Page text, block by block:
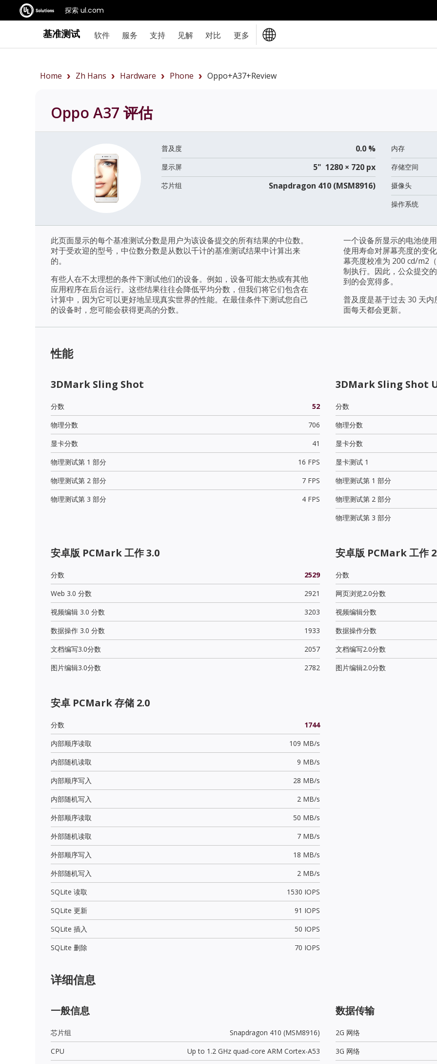
探索 ul.com
基准测试 软件 服务 支持 见解 对比 更多
Home Zh Hans Hardware Phone Oppo+A37+review
Oppo A37 评估
普及度 0.0 %
显示屏 5" 1280 × 720 px
芯片组 Snapdragon 410 (MSM8916)
内存
存储空间
摄像头
操作系统
此页面显示的每个基准测试分数是用户为该设备提交的所有结果的中位数。
对于受欢迎的型号，中位数分数是从数以千计的基准测试结果中计算出来
的。
有些人在不太理想的条件下测试他们的设备。例如，设备可能太热或有其他
应用程序在后台运行。这些结果往往会降低平均分数，但我们将它们包含在
计算中，因为它可以更好地呈现真实世界的性能。在最佳条件下测试您自己
的设备时，您可能会获得更高的分数。
一个设备所显示的电池使
使用寿命对屏幕亮度的变
幕亮度校准为 200 cd/m2
制执行。因此，公众提交
到的会宽得多。
普及度是基于过去 30 天
面每天都会更新。
性能
3DMark Sling Shot
分数
52
物理分数
706
显卡分数
41
物理测试第 1 部分
16 FPS
物理测试第 2 部分
7 FPS
物理测试第 3 部分
4 FPS
3DMark Sling Shot
分数
物理分数
显卡分数
显卡测试 1
物理测试第 1 部分
物理测试第 2 部分
物理测试第 3 部分
安卓版 PCMark 工作 3.0
分数
2529
Web 3.0 分数
2921
视频编辑 3.0 分数
3203
数据操作 3.0 分数
1933
文档编写3.0分数
2057
图片编辑3.0分数
2782
安卓版 PCMark 工作
分数
网页浏览2.0分数
视频编辑分数
数据操作分数
文档编写2.0分数
图片编辑2.0分数
安卓 PCMark 存储 2.0
分数
1744
内部顺序读取
109 MB/s
内部随机读取
9 MB/s
内部顺序写入
28 MB/s
内部随机写入
2 MB/s
外部顺序读取
50 MB/s
外部随机读取
7 MB/s
外部顺序写入
18 MB/s
外部随机写入
2 MB/s
SQLite 读取
1530 IOPS
SQLite 更新
91 IOPS
SQLite 插入
50 IOPS
SQLite 删除
70 IOPS
详细信息
一般信息
芯片组
Snapdragon 410 (MSM8916)
CPU
Up to 1.2 GHz quad-core ARM Cortex-A53
数据传输
2G 网络
3G 网络